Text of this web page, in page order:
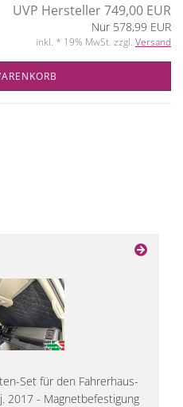
UVP Hersteller 749,00 EUR
Nur 578,99 EUR
inkl. * 19% MwSt. zzgl. Versand
Set für den Fahrerhaus-
2017 - Magnetbefestigung